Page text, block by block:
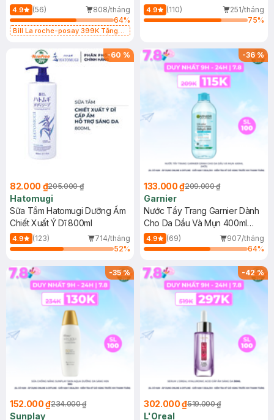
Dụng 40ml
4.9 (56)
808/tháng
64%
Bill La roche-posay 399K Tặng
(SL có hạn)
40ml
4.9 (110)
251/tháng
75%
-60 %
82.000 ₫205.000 ₫
Hatomugi
Sữa Tắm Hatomugi Dưỡng Ẩm
Chiết Xuất Ý Dĩ 800ml
4.9 (123)
714/tháng
52%
-36%
133.000 ₫209.000 ₫
Garnier
Nước Tẩy Trang Garnier Dành
Cho Da Dầu Và Mụn 400ml
(Mới)
4.9 (69)
907/tháng
64%
-35%
152.000 ₫234.000 ₫
Sunplay
-42%
302.000 ₫519.000 ₫
L'Oreal